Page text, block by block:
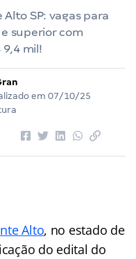
SP: vagas para
superior com
mil!
em 07/10/25
Alto, no estado de
do edital do